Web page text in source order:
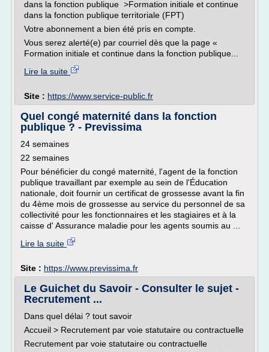
dans la fonction publique >Formation initiale et continue
dans la fonction publique territoriale (FPT)
Votre abonnement a bien été pris en compte.
Vous serez alerté(e) par courriel dès que la page «
Formation initiale et continue dans la fonction publique...
Lire la suite
Site : https://www.service-public.fr
Quel congé maternité dans la fonction
publique ? - Previssima
24 semaines
22 semaines
Pour bénéficier du congé maternité, l'agent de la fonction
publique travaillant par exemple au sein de l'Éducation
nationale, doit fournir un certificat de grossesse avant la fin
du 4ème mois de grossesse au service du personnel de sa
collectivité pour les fonctionnaires et les stagiaires et à la
caisse d' Assurance maladie pour les agents soumis au ...
Lire la suite
Site : https://www.previssima.fr
Le Guichet du Savoir - Consulter le sujet -
Recrutement ...
Dans quel délai ? tout savoir
Accueil > Recrutement par voie statutaire ou contractuelle
Recrutement par voie statutaire ou contractuelle